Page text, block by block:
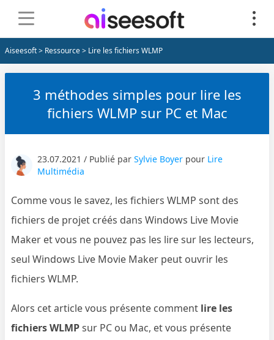
Aiseesoft> Ressource> Lire les fichiers WLMP
3 méthodes simples pour lire les
fichiers WLMP sur PC et Mac
23.07.2021 / Publié parSylvie Boyer pour Lire
Multimédia
Comme vous le savez, les fichiers WLMP sont des
fichiers de projet créés dans Windows Live Movie
Maker et vous ne pouvez pas les lire sur les lecteurs,
seul Windows Live Movie Maker peut ouvrir les
fichiers WLMP.
Alors cet article vous présente comment lire les
fichiers WLMPsur PC ou Mac, et vous présente